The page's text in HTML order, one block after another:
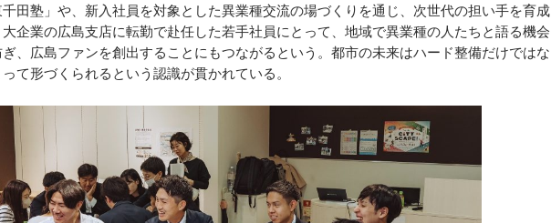
田塾」や、新入社員を対象とした異業種交流の場づくりを通じ、次世代の担い手を育成
企業の広島支店に転勤で赴任した若手社員にとって、地域で異業種の人たちと語る機会
、広島ファンを創出することにもつながるという。都市の未来はハード整備だけではな
て形づくられるという認識が貫かれている。